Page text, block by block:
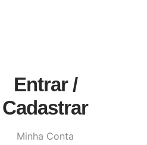
Entrar /
Cadastrar
Minha Conta